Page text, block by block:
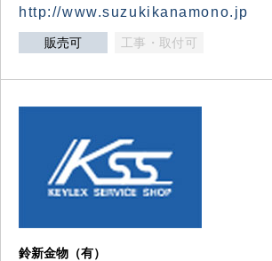
http://www.suzukikanamono.jp
販売可 工事・取付可
鈴新金物（有）